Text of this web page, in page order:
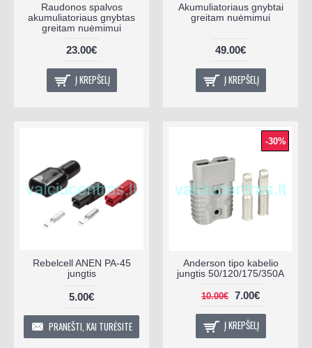
Raudonos spalvos
akumuliatoriaus gnybtas
greitam nuėmimui
23.00€
Į KREPŠELĮ
Akumuliatoriaus gnybtai
greitam nuėmimui
49.00€
Į KREPŠELĮ
Rebelcell ANEN PA-45
jungtis
5.00€
PRANEŠTI, KAI TURĖSITE
-30%
Anderson tipo kabelio
jungtis 50/120/175/350A
10.00€ 7.00€
Į KREPŠELĮ